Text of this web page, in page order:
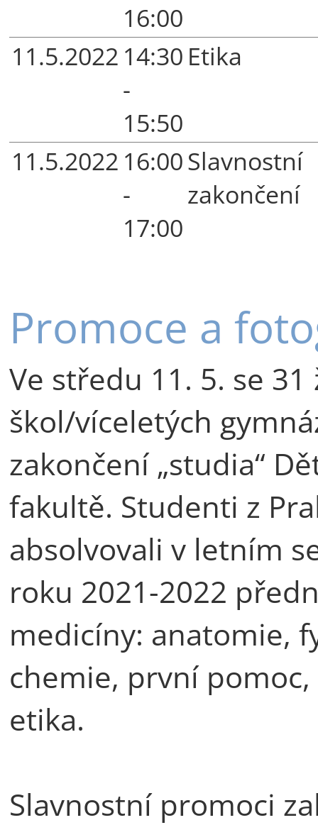
16:00
11.5.2022 14:30
-
15:50
Etika
11.5.2022 16:00
-
17:00
Slavnostní
zakončení
Promoce a
Ve středu 11. 5. se
škol/víceletých
zakončení „studia“
fakultě. Studenti z
absolvovali v letním
roku 2021-2022
medicíny: anatomie,
chemie, první
etika.
Slavnostní promoci